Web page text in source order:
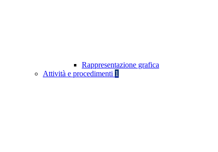
Rappresentazione grafica
Attività e procedimenti 1